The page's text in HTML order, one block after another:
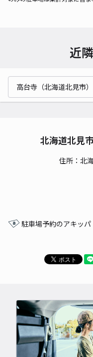
近
高台寺（北海道北見市）
北海道北見
住所：北
駐車場予約のアキッパ